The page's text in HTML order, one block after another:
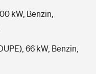
kW, Benzin,
66 kW, Benzin,